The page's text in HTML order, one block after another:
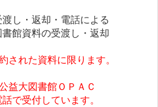
し・返却・電話による
館資料の受渡し・返却
された資料に限ります。
益大図書館ＯＰＡＣ
で受付しています。